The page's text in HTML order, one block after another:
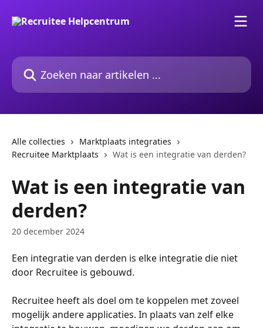
Zoeken naar artikelen ...
Alle collecties
Marktplaats integraties
Recruitee Marktplaats
Wat is een integratie van derden?
Wat is een integratie van
derden?
20 december 2024
Een integratie van derden is elke integratie die niet
door Recruitee is gebouwd.
Recruitee heeft als doel om te koppelen met zoveel
mogelijk andere applicaties. In plaats van zelf elke